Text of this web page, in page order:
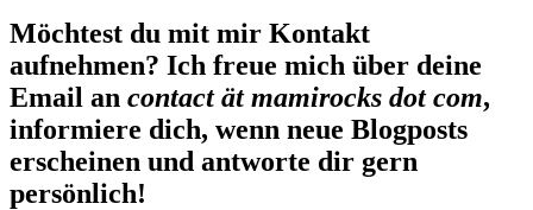
Möchtest du mit mir Kontakt
aufnehmen? Ich freue mich über deine
Email an contact ät mamirocks dot com,
informiere dich, wenn neue Blogposts
erscheinen und antworte dir gern
persönlich!